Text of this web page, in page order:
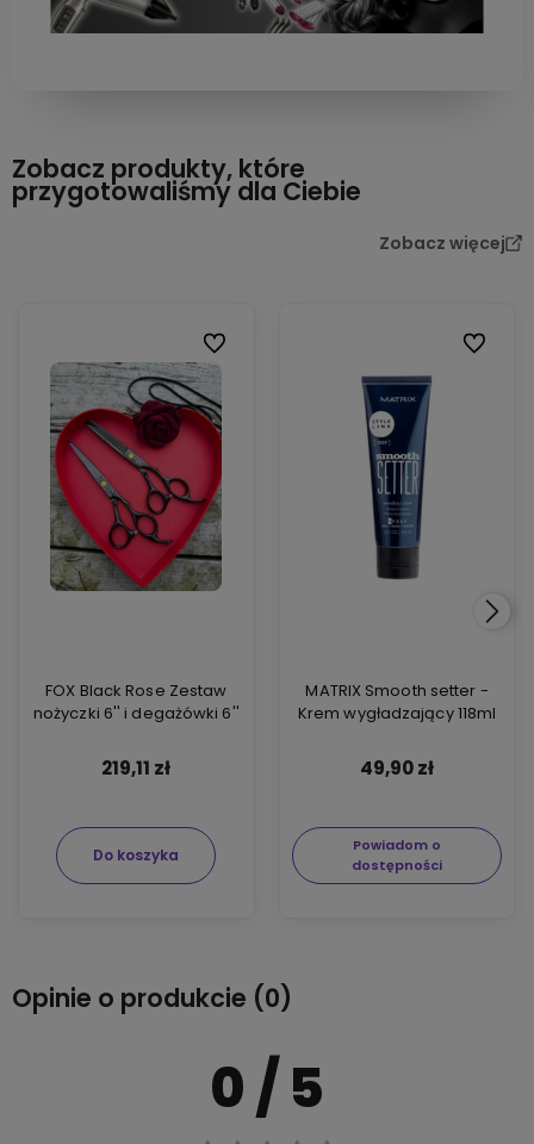
Zobacz produkty, które
przygotowaliśmy dla Ciebie
Zobacz więcej
FOX Black Rose Zestaw
nożyczki 6'' i degażówki 6''
219,11 zł
Do koszyka
Do ulubionych
MATRIX Smooth setter -
Krem wygładzający 118ml
49,90 zł
Powiadom o
dostępności
Do
Opinie o produkcie (0)
0/ 5